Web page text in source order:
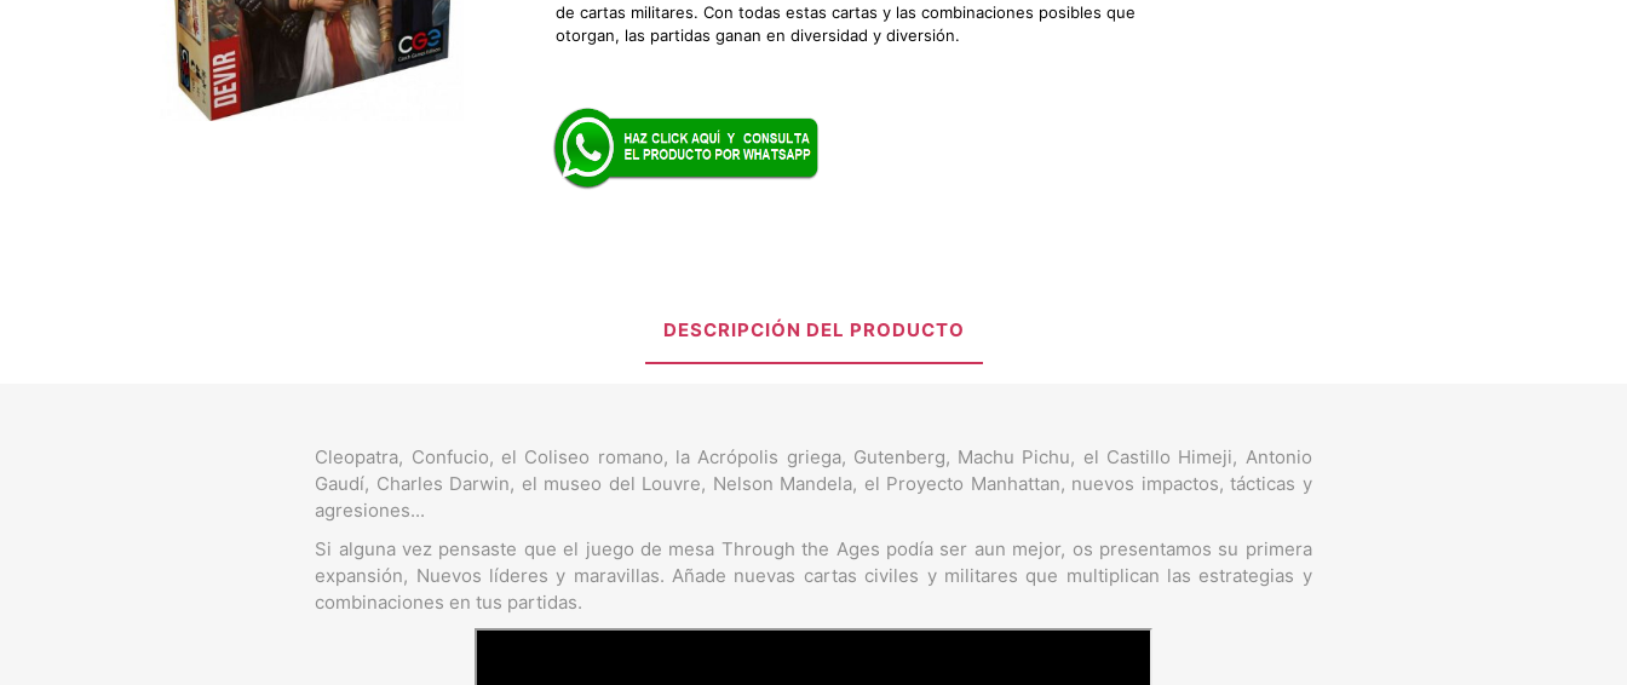
de cartas militares. Con todas estas cartas y las combinaciones posibles que
otorgan, las partidas ganan en diversidad y diversión.
DESCRIPCIÓN DEL PRODUCTO
Cleopatra, Confucio, el Coliseo romano, la Acrópolis griega, Gutenberg, Machu Pichu, el Castillo Himeji, Antonio
Gaudí, Charles Darwin, el museo del Louvre, Nelson Mandela, el Proyecto Manhattan, nuevos impactos, tácticas y
agresiones...
Si alguna vez pensaste que el juego de mesa Through the Ages podía ser aun mejor, os presentamos su primera
expansión, Nuevos líderes y maravillas. Añade nuevas cartas civiles y militares que multiplican las estrategias y
combinaciones en tus partidas.